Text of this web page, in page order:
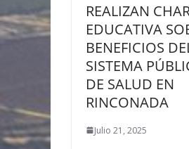
REALIZAN
EDUCATIVA
BENEFICIOS
SISTEMA
DE SALUD EN
RINCONADA
Julio 21, 2025